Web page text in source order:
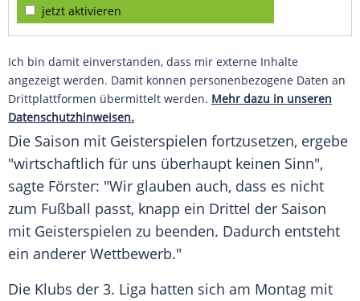
jetzt aktivieren
Ich bin damit einverstanden, dass mir externe Inhalte
angezeigt werden. Damit können personenbezogene Daten an
Drittplattformen übermittelt werden. Mehr dazu in unseren
Datenschutzhinweisen.
Die Saison mit Geisterspielen fortzusetzen, ergebe
"wirtschaftlich für uns überhaupt keinen Sinn",
sagte Förster: "Wir glauben auch, dass es nicht
zum Fußball passt, knapp ein Drittel der Saison
mit Geisterspielen zu beenden. Dadurch entsteht
ein anderer Wettbewerb."
Die Klubs der 3. Liga hatten sich am Montag mit